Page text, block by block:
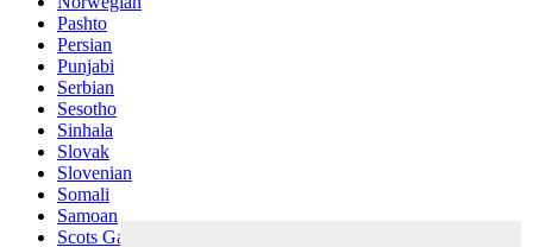
Pashto
Persian
Punjabi
Serbian
Sesotho
Sinhala
Slovak
Slovenian
Somali
Samoan
Scots Gaelic